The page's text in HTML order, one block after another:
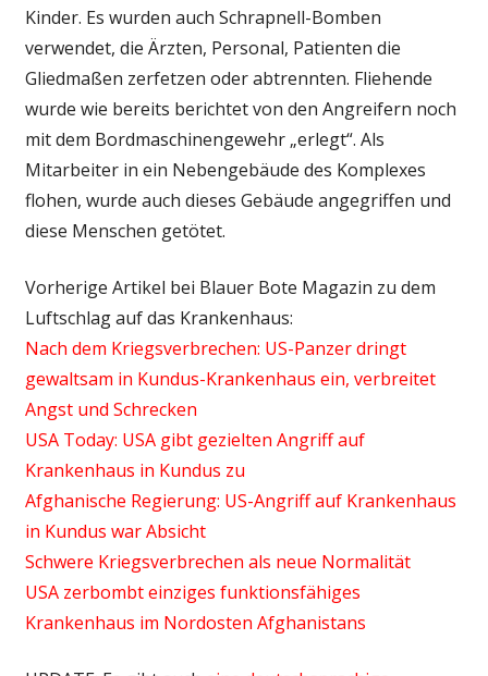
Kinder. Es wurden auch Schrapnell-Bomben
verwendet, die Ärzten, Personal, Patienten die
Gliedmaßen zerfetzen oder abtrennten. Fliehende
wurde wie bereits berichtet von den Angreifern noch
mit dem Bordmaschinengewehr „erlegt“. Als
Mitarbeiter in ein Nebengebäude des Komplexes
flohen, wurde auch dieses Gebäude angegriffen und
diese Menschen getötet.
Vorherige Artikel bei Blauer Bote Magazin zu dem
Luftschlag auf das Krankenhaus:
Nach dem Kriegsverbrechen: US-Panzer dringt
gewaltsam in Kundus-Krankenhaus ein, verbreitet
Angst und Schrecken
USA Today: USA gibt gezielten Angriff auf
Krankenhaus in Kundus zu
Afghanische Regierung: US-Angriff auf Krankenhaus
in Kundus war Absicht
Schwere Kriegsverbrechen als neue Normalität
USA zerbombt einziges funktionsfähiges
Krankenhaus im Nordosten Afghanistans